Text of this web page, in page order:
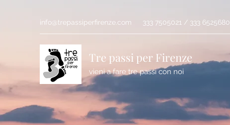
info@trepassiperfirenze.com 333 7505021 / 333 6525680
Tre passi per Firenze
vieni a fare tre passi con noi